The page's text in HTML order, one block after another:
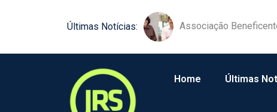
Últimas Notícias: JRS é reconhecido
Home Últimas